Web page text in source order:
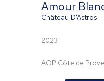
Amour
Château D’Astros
2023
AOP Côte de